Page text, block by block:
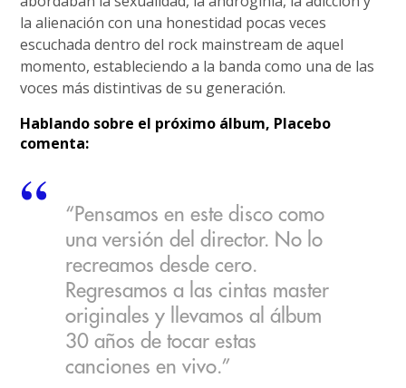
la alienación con una honestidad pocas veces
escuchada dentro del rock mainstream de aquel
momento, estableciendo a la banda como una de las
voces más distintivas de su generación.
Hablando sobre el próximo álbum, Placebo
comenta:
“Pensamos en este disco como
una versión del director. No lo
recreamos desde cero.
Regresamos a las cintas master
originales y llevamos al álbum
30 años de tocar estas
canciones en vivo.”